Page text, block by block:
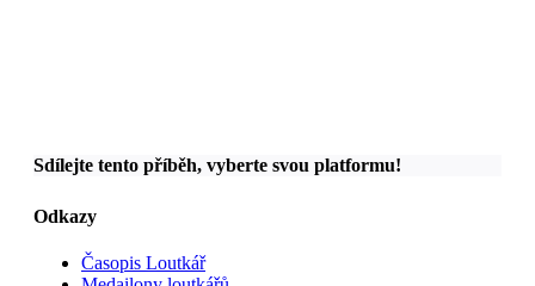
Sdílejte tento příběh, vyberte svou platformu!
Odkazy
Časopis Loutkář